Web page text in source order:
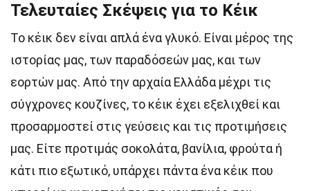
Τελευταίες Σκέψεις για το Κέικ
Το κέικ δεν είναι απλά ένα γλυκό. Είναι μέρος της
ιστορίας μας, των παραδόσεών μας, και των
εορτών μας. Από την αρχαία Ελλάδα μέχρι τις
σύγχρονες κουζίνες, το κέικ έχει εξελιχθεί και
προσαρμοστεί στις γεύσεις και τις προτιμήσεις
μας. Είτε προτιμάς σοκολάτα, βανίλια, φρούτα ή
κάτι πιο εξωτικό, υπάρχει πάντα ένα κέικ που